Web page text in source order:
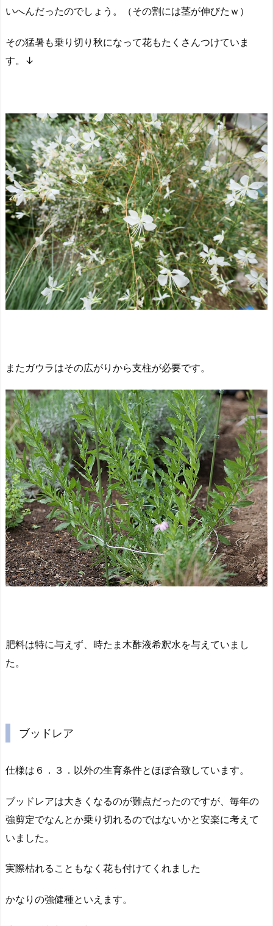
いへんだったのでしょう。（その割には茎が伸びたｗ）
その猛暑も乗り切り秋になって花もたくさんつけていま
す。↓
またガウラはその広がりから支柱が必要です。
肥料は特に与えず、時たま木酢液希釈水を与えていまし
た。
ブッドレア
仕様は６．３．以外の生育条件とほぼ合致しています。
ブッドレアは大きくなるのが難点だったのですが、毎年の
強剪定でなんとか乗り切れるのではないかと安楽に考えて
いました。
実際枯れることもなく花も付けてくれました
かなりの強健種といえます。